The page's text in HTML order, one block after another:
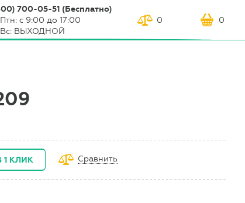
700-05-51 (Бесплатно)
с 9:00 до 17:00
Вс: ВЫХОДНОЙ
0 0
1 КЛИК Сравнить